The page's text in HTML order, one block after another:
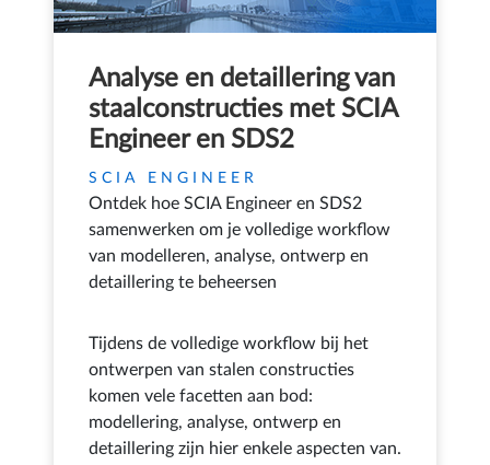
Analyse en detaillering van
staalconstructies met SCIA
Engineer en SDS2
SCIA ENGINEER
Ontdek hoe SCIA Engineer en SDS2
samenwerken om je volledige workflow
van modelleren, analyse, ontwerp en
detaillering te beheersen
Tijdens de volledige workflow bij het
ontwerpen van stalen constructies
komen vele facetten aan bod:
modellering, analyse, ontwerp en
detaillering zijn hier enkele aspecten van.